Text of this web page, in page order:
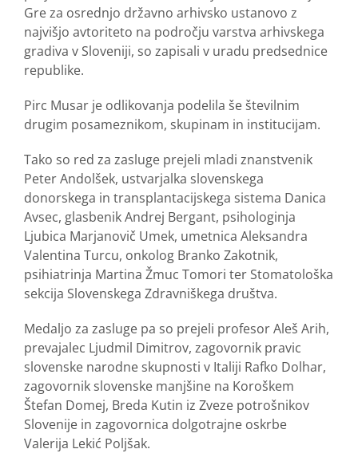
Gre za osrednjo državno arhivsko ustanovo z
najvišjo avtoriteto na področju varstva arhivskega
gradiva v Sloveniji, so zapisali v uradu predsednice
republike.
Pirc Musar je odlikovanja podelila še številnim
drugim posameznikom, skupinam in institucijam.
Tako so red za zasluge prejeli mladi znanstvenik
Peter Andolšek, ustvarjalka slovenskega
donorskega in transplantacijskega sistema Danica
Avsec, glasbenik Andrej Bergant, psihologinja
Ljubica Marjanovič Umek, umetnica Aleksandra
Valentina Turcu, onkolog Branko Zakotnik,
psihiatrinja Martina Žmuc Tomori ter Stomatološka
sekcija Slovenskega Zdravniškega društva.
Medaljo za zasluge pa so prejeli profesor Aleš Arih,
prevajalec Ljudmil Dimitrov, zagovornik pravic
slovenske narodne skupnosti v Italiji Rafko Dolhar,
zagovornik slovenske manjšine na Koroškem
Štefan Domej, Breda Kutin iz Zveze potrošnikov
Slovenije in zagovornica dolgotrajne oskrbe
Valerija Lekić Poljšak.